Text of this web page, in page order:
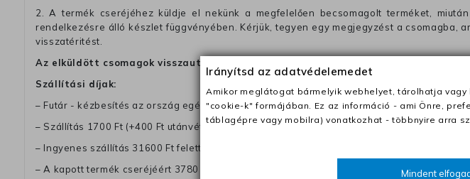
2. A termék cseréjéhez küldje el nekünk a megfelelően becsomagolt terméket,
rendelkezésre álló készlet függvényében. Kérjük, tegyen egy megjegyzést a
visszatéritést.
Az elküldött csomagok visszautasításra kerülnek, ha ezeket nem megfelelő módon
Szállítási díjak:
– Futár - kézbesítés az ország egész területén, 2-3 munkanapon belül a megrendelés e-
– Szállítás 1700 Ft (+400 Ft utánvéttel)
– Ingyenes szállítás 31600 Ft feletti megrendeléseknél (+400 Ft utánvétte)
– A kapott termék cseréjéért 3780 Ft szállítási díjat számolunk fel (oda -vissza út)
Irányítsd az adatvédelemedet
Amikor meglátogat bármelyik webhelyet, tárolhatja
"cookie-k" formájában. Ez az információ - ami Önre,
táblagépre vagy mobilra) vonatkozhat - többnyire arra
Mindent